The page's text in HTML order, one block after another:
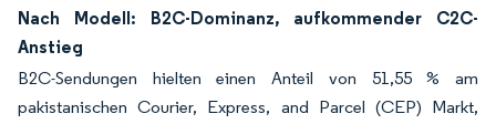
Nach Modell: B2C-Dominanz, aufkommender C2C-
Anstieg
B2C-Sendungen hielten einen Anteil von 51,55 % am
pakistanischen Courier, Express, and Parcel (CEP) Markt,